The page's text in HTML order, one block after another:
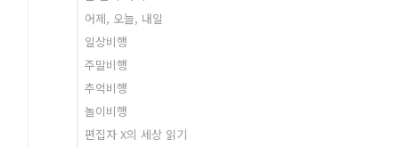
어제, 오늘, 내일
일상비행
주말비행
추억비행
놀이비행
편집자 X의 세상 읽기